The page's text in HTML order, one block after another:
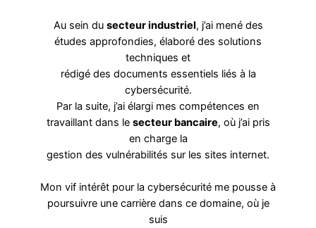
Au sein du secteur industriel, j’ai mené des
études approfondies, élaboré des solutions
techniques et
rédigé des documents essentiels liés à la
cybersécurité.
Par la suite, j’ai élargi mes compétences en
travaillant dans le secteur bancaire, où j’ai pris
en charge la
gestion des vulnérabilités sur les sites internet.
Mon vif intérêt pour la cybersécurité me pousse à
poursuivre une carrière dans ce domaine, où je
suis